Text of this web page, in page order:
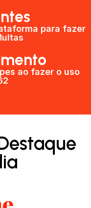
para fazer
ao fazer o uso